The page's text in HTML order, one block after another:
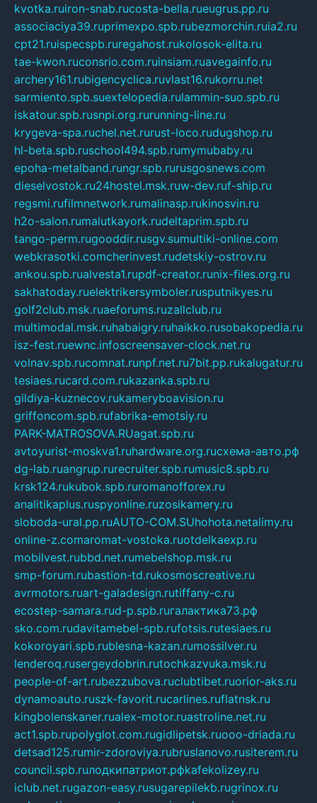
kvotka.ruiron-snab.rucosta-bella.rueugrus.pp.ru
associaciya39.ruprimexpo.spb.rubezmorchin.ruia2.ru
cpt21.ruispecspb.ruregahost.rukolosok-elita.ru
tae-kwon.ruconsrio.com.ruinsiam.ruavegainfo.ru
archery161.rubigencyclica.ruvlast16.rukorru.net
sarmiento.spb.suextelopedia.rulammin-suo.spb.ru
iskatour.spb.rusnpi.org.rurunning-line.ru
krygeva-spa.ruchel.net.rurust-loco.rudugshop.ru
hl-beta.spb.ruschool494.spb.rumymubaby.ru
epoha-metalband.rungr.spb.rurusgosnews.com
dieselvostok.ru24hostel.msk.ruw-dev.ruf-ship.ru
regsmi.rufilmnetwork.rumalinasp.rukinosvin.ru
h2o-salon.rumalutkayork.rudeltaprim.spb.ru
tango-perm.rugooddir.rusgv.sumultiki-online.com
webkrasotki.comcherinvest.rudetskiy-ostrov.ru
ankou.spb.rualvesta1.rupdf-creator.runix-files.org.ru
sakhatoday.ruelektrikersymboler.rusputnikyes.ru
golf2club.msk.ruaeforums.ruzallclub.ru
multimodal.msk.ruhabaigry.ruhaikko.rusobakopedia.ru
isz-fest.ruewnc.infoscreensaver-clock.net.ru
volnav.spb.rucomnat.runpf.net.ru7bit.pp.rukalugatur.ru
tesiaes.rucard.com.rukazanka.spb.ru
gildiya-kuznecov.rukameryboavision.ru
griffoncom.spb.rufabrika-emotsiy.ru
PARK-MATROSOVA.RUagat.spb.ru
avtoyurist-moskva1.ruhardware.org.ruсхема-авто.рф
dg-lab.ruangrup.rurecruiter.spb.rumusic8.spb.ru
krsk124.rukubok.spb.ruromanofforex.ru
analitikaplus.ruspyonline.ruzosikamery.ru
sloboda-ural.pp.ruAUTO-COM.SUhohota.netalimy.ru
online-z.comaromat-vostoka.ruotdelkaexp.ru
mobilvest.rubbd.net.rumebelshop.msk.ru
smp-forum.rubastion-td.rukosmoscreative.ru
avrmotors.ruart-galadesign.rutiffany-c.ru
ecostep-samara.rud-p.spb.ruгалактика73.рф
sko.com.rudavitamebel-spb.rufotsis.rutesiaes.ru
kokoroyari.spb.rublesna-kazan.rumossilver.ru
lenderoq.rusergeydobrin.rutochkazvuka.msk.ru
people-of-art.rubezzubova.ruclubtibet.ruorior-aks.ru
dynamoauto.ruszk-favorit.rucarlines.ruflatnsk.ru
kingbolenskaner.rualex-motor.ruastroline.net.ru
act1.spb.rupolyglot.com.rugidlipetsk.ruooo-driada.ru
detsad125.rumir-zdoroviya.rubruslanovo.rusiterem.ru
council.spb.ruлодкипатриот.рфkafekolizey.ru
iclub.net.rugazon-easy.rusugarepilekb.rugrinox.ru